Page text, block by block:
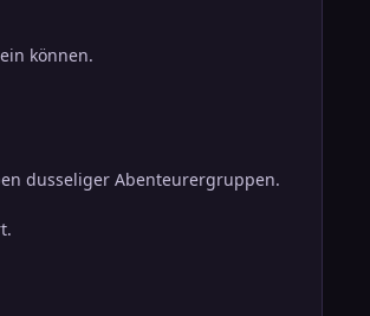
können.
dusseliger Abenteurergruppen.